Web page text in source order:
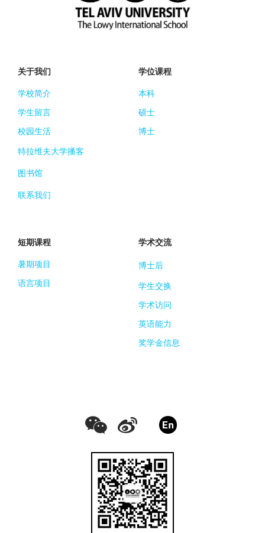
关于我们
学校简介
学生留言
校园生活
特拉维夫大学播客
图书馆
联系我们
学位课程
本科
硕士
博士
短期课程
暑期项目
语言项目
学术交流
博士后
学生交换
学术访问
英语能力
奖学金信息